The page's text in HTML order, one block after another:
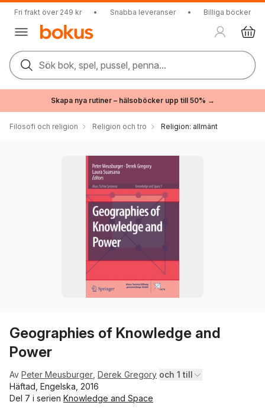
Fri frakt över 249 kr • Snabba leveranser • Billiga böcker
Sök bok, spel, pussel, penna...
Skapa nya rutiner – hälsoböcker upp till 50% →
Filosofi och religion Religion och tro Religion: allmänt
Geographies of Knowledge and
Power
Av Peter Meusburger Derek Gregory och 1 till
Häftad, Engelska, 2016
Del 7 i serien Knowledge and Space